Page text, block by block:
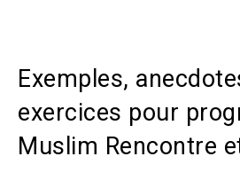
Exemples,
exercices pour
Muslim Rencontre